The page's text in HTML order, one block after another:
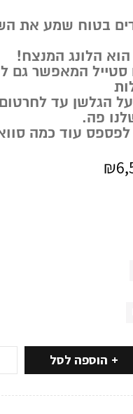
סטייל המאפשר גם
הגלשן עד לחרטום
פה.
עוד כמה
₪
הוספה לסל